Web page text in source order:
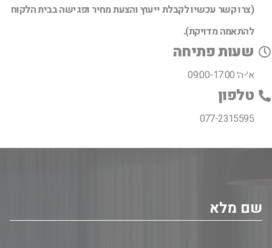
(צרו קשר עכשיו לקבלת ייעוץ והצעת מחיר ופגישה בבית הלקוח
להתאמה מדויקת).
שעות פתיחה
א׳-ה׳ 09:00-17:00
טלפון
077-2315595